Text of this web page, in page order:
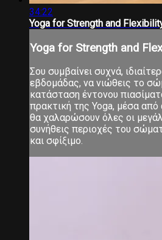
34:22
Yoga for Strength and
Yoga for Strength and
Σου συμβαίνει συχνά,
εβδομάδας, να νιώθεις το
κατάσταση έντονου
πρακτική της Yoga, μέσα από
θα χαλαρώσουν όλες οι
συνήθεις περιοχές του
και σφίξιμο.